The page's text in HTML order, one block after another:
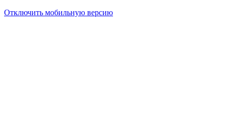
Отключить мобильную версию